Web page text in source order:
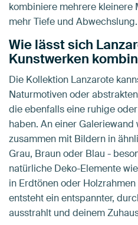
kombiniere mehrere kleinere
mehr Tiefe und Abwechslung.
Wie lässt sich
Kunstwerken
Die Kollektion Lanzarote
Naturmotiven oder
die ebenfalls eine ruhige
haben. An einer
zusammen mit Bildern in
Grau, Braun oder Blau -
natürliche Deko-Elemente
in Erdtönen oder
entsteht ein entspannter,
ausstrahlt und deinem